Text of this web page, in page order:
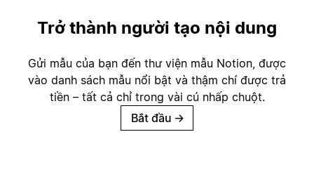
Trở thành người tạo nội dung
Gửi mẫu của bạn đến thư viện mẫu Notion, được
vào danh sách mẫu nổi bật và thậm chí được trả
tiền – tất cả chỉ trong vài cú nhấp chuột.
Bắt đầu →